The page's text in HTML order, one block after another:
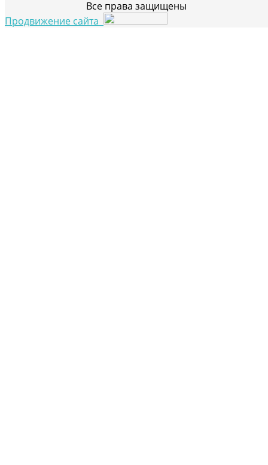
Все права защищены
Продвижение сайта